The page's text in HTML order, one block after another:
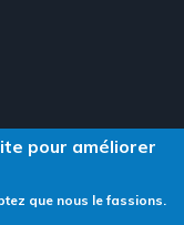
- Neweb Creations
pour améliorer
que nous le fassions.